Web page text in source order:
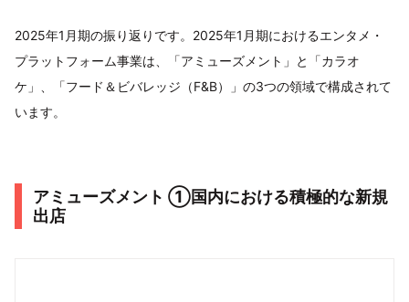
2025年1月期の振り返りです。2025年1月期におけるエンタメ・
プラットフォーム事業は、「アミューズメント」と「カラオ
ケ」、「フード＆ビバレッジ（F&B）」の3つの領域で構成されて
います。
アミューズメント ①国内における積極的な新規
出店